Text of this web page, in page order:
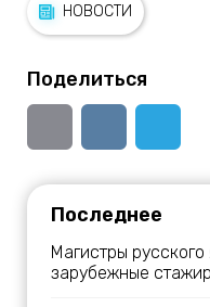
НОВОСТИ
Поделиться
Последнее
Магистры русского
зарубежные